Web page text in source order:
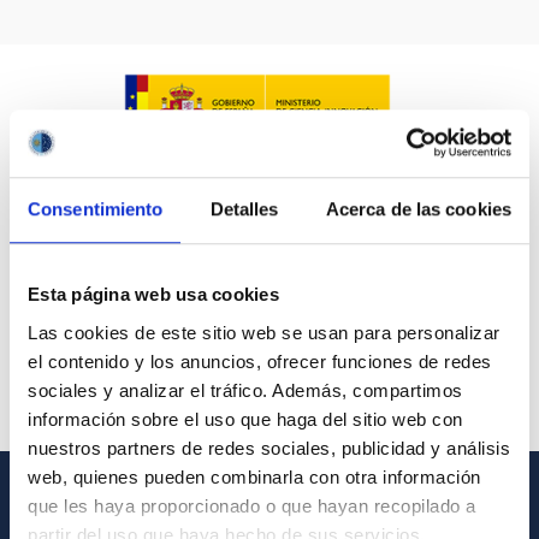
Consentimiento Detalles Acerca de las cookies
Esta página web usa cookies
Las cookies de este sitio web se usan para personalizar
el contenido y los anuncios, ofrecer funciones de redes
sociales y analizar el tráfico. Además, compartimos
información sobre el uso que haga del sitio web con
nuestros partners de redes sociales, publicidad y análisis
web, quienes pueden combinarla con otra información
que les haya proporcionado o que hayan recopilado a
partir del uso que haya hecho de sus servicios.
GENERAL INFORMATION